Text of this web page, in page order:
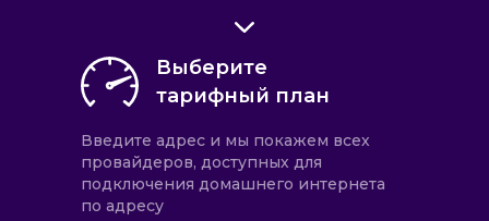
Выберите
тарифный план
Введите адрес и мы покажем всех
провайдеров, доступных для
подключения домашнего интернета
по адресу